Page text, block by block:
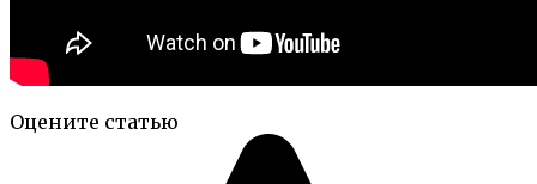
Оцените статью